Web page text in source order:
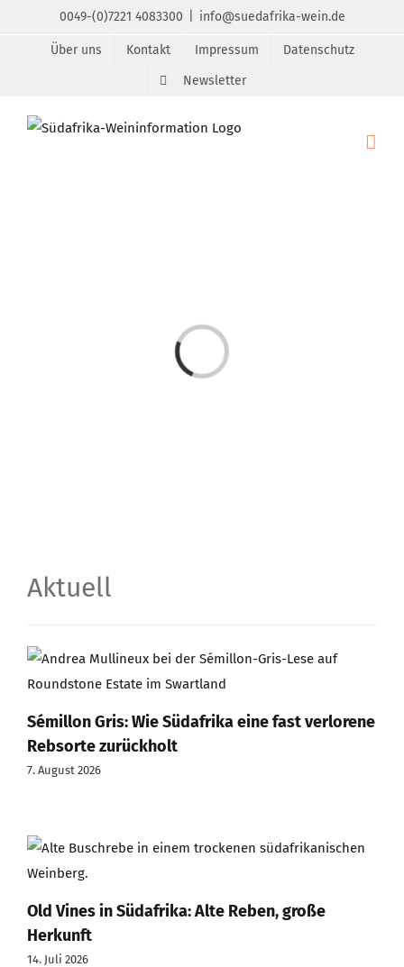
0049-(0)7221 4083300 info@suedafrika-wein.de
Über uns Kontakt Impressum
Datenschutz
Newsletter
Laden...
Aktuell
Sémillon Gris: Wie Südafrika eine fast verlorene
Rebsorte zurückholt
7. August 2026
Old Vines in Südafrika: Alte Reben, große
Herkunft
14. Juli 2026